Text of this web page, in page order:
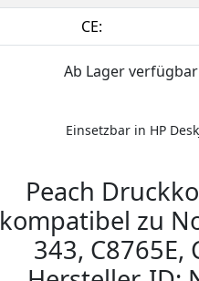
CE:
Ab Lager
Einsetzbar in HP
Peach
kompatibel zu
343, C8765E,